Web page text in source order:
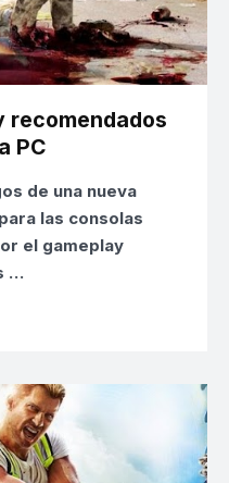
recomendados
PC
de una nueva
para las consolas
el gameplay
…